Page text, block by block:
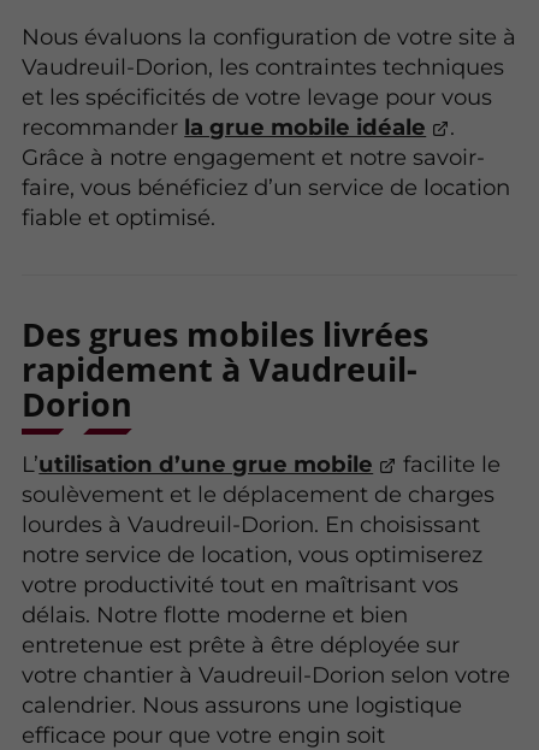
Nous évaluons la configuration de votre site à
Vaudreuil-Dorion, les contraintes techniques
et les spécificités de votre levage pour vous
recommander la grue mobile idéale
.
Grâce à notre engagement et notre savoir-
faire, vous bénéficiez d’un service de location
fiable et optimisé.
Des grues mobiles livrées
rapidement à Vaudreuil-
Dorion
L’utilisation d’une grue mobile
facilite le
soulèvement et le déplacement de charges
lourdes à Vaudreuil-Dorion. En choisissant
notre service de location, vous optimiserez
votre productivité tout en maîtrisant vos
délais. Notre flotte moderne et bien
entretenue est prête à être déployée sur
votre chantier à Vaudreuil-Dorion selon votre
calendrier. Nous assurons une logistique
efficace pour que votre engin soit